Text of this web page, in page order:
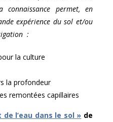
permet, en
expérience du sol et/ou
:
la culture
la profondeur
remontées capillaires
de l’eau dans le sol » de